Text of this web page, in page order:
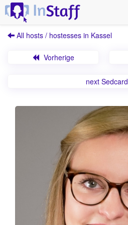
All hosts / hostesses in Kassel
Vorherige
next Sedcard